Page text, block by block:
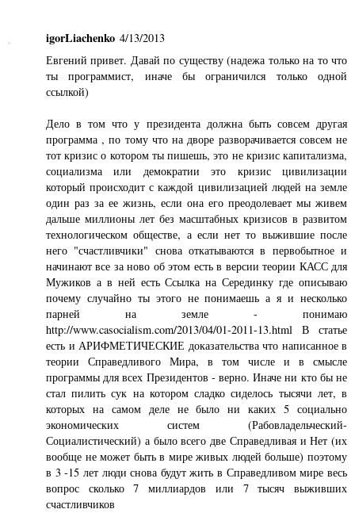
igorLiachenko 4/13/2013
Евгений привет. Давай по существу (надежа только на то что
ты программист, иначе бы ограничился только одной
ссылкой)
Дело в том что у президента должна быть совсем другая
программа , по тому что на дворе разворачивается совсем не
тот кризис о котором ты пишешь, это не кризис капитализма,
социализма или демократии это кризис цивилизации
который происходит с каждой цивилизацией людей на земле
один раз за ее жизнь, если она его преодолевает мы живем
дальше миллионы лет без масштабных кризисов в развитом
технологическом обществе, а если нет то выжившие после
него "счастливчики" снова откатываются в первобытное и
начинают все за ново об этом есть в версии теории КАСС для
Мужиков а в ней есть Ссылка на Серединку где описываю
почему случайно ты этого не понимаешь а я и несколько
парней на земле - понимаю
http://www.casocialism.com/2013/04/01-2011-13.html В статье
есть и АРИФМЕТИЧЕСКИЕ доказательства что написанное в
теории Справедливого Мира, в том числе и в смысле
программы для всех Президентов - верно. Иначе ни кто бы не
стал пилить сук на котором сладко сиделось тысячи лет, в
которых на самом деле не было ни каких 5 социально
экономических систем (Рабовладельческий-
Социалистический) а было всего две Справедливая и Нет (их
вообще не может быть в мире живых людей больше) поэтому
в 3 -15 лет люди снова будут жить в Справедливом мире весь
вопрос сколько 7 миллиардов или 7 тысяч выживших
счастливчиков